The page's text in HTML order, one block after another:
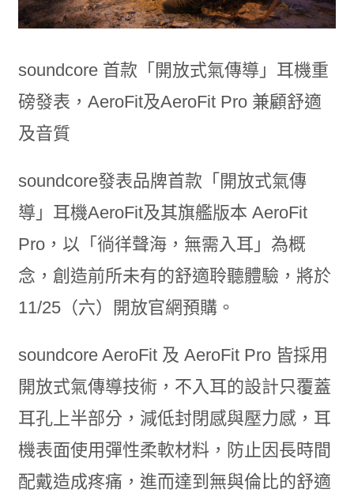
soundcore 首款「開放式氣傳導」耳機重
磅發表，AeroFit及AeroFit Pro 兼顧舒適
及音質
soundcore發表品牌首款「開放式氣傳
導」耳機AeroFit及其旗艦版本 AeroFit
Pro，以「徜徉聲海，無需入耳」為概
念，創造前所未有的舒適聆聽體驗，將於
11/25（六）開放官網預購。
soundcore AeroFit 及 AeroFit Pro 皆採用
開放式氣傳導技術，不入耳的設計只覆蓋
耳孔上半部分，減低封閉感與壓力感，耳
機表面使用彈性柔軟材料，防止因長時間
配戴造成疼痛，進而達到無與倫比的舒適